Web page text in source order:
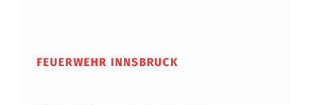
G
FEUERWEHR INNSBRUCK